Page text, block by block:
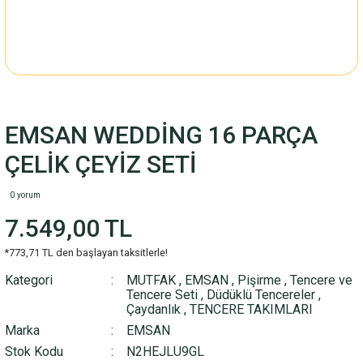
EMSAN WEDDİNG 16 PARÇA
ÇELİK ÇEYİZ SETİ
0 yorum
7.549,00 TL
*773,71 TL den başlayan taksitlerle!
Kategori MUTFAK , EMSAN , Pişirme , Tencere ve
Tencere Seti , Düdüklü Tencereler ,
Çaydanlık , TENCERE TAKIMLARI
Marka
EMSAN
Stok Kodu
N2HEJLU9GL